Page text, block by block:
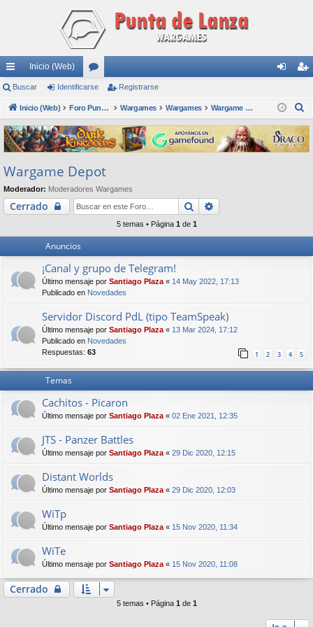
nl
ac
es
rá
pi
do
s
Inicio (Web)
or
os nti
fic
ar
ist
ra
rs
Buscar Identificarse Registrarse
Inicio (Web) Foro Punta de Lanza Wargames Wargames Wargames Wargame Depot
s
c
Wargame Depot
Moderador: Moderadores Wargames
Cerrado Buscar
5 temas • Página 1 de 1
Anuncios
¡Canal y grupo de Telegram!
Último mensaje por Santiago Plaza « 14 May 2022, 17:13
Publicado en Novedades
Servidor Discord PdL (tipo TeamSpeak)
Último mensaje por Santiago Plaza « 13 Mar 2024, 17:12
Publicado en Novedades
Respuestas: 63 1 2 3 4 5
Temas
Cachitos - Picaron
Último mensaje por Santiago Plaza « 02 Ene 2021, 12:35
JTS - Panzer Battles
Último mensaje por Santiago Plaza « 29 Dic 2020, 12:15
Distant Worlds
Último mensaje por Santiago Plaza « 29 Dic 2020, 12:03
WiTp
Último mensaje por Santiago Plaza « 15 Nov 2020, 11:34
WiTe
Último mensaje por Santiago Plaza « 15 Nov 2020, 11:08
Cerrado
5 temas • Página 1 de 1